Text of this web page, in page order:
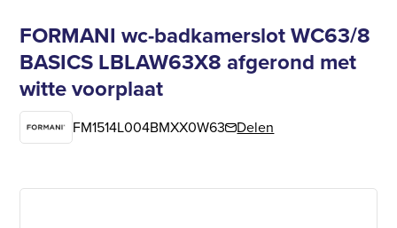
FORMANI wc-badkamerslot WC63/8
BASICS LBLAW63X8 afgerond met
witte voorplaat
FM1514L004BMXX0W63 Delen